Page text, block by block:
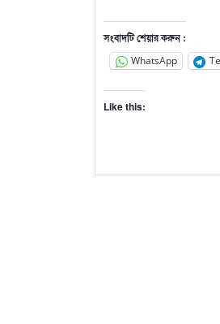
সংবাদটি শেয়ার করুন :
WhatsApp
Like this: